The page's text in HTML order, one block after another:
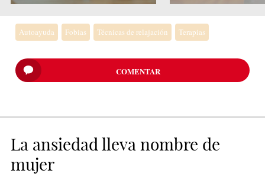
Autoayuda Fobias Técnicas de relajación Terapias
COMENTAR
La ansiedad lleva nombre de
mujer